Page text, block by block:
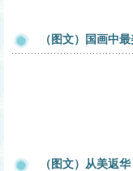
（图文）国画中
（图文）从美返